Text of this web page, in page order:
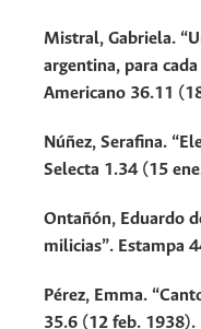
Mistral, Gabriela.
argentina, para
Americano 36.11
Núñez, Serafina.
Selecta 1.34 (15
Ontañón, Eduardo
milicias”. Estampa
Pérez, Emma.
35.6 (12 feb. 1938).